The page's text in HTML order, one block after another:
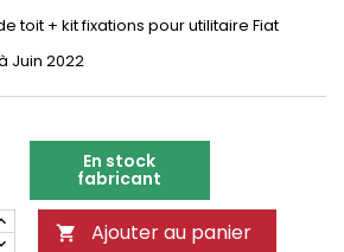
toit + kit fixations pour utilitaire Fiat
Juin 2022
En stock
fabricant
 Ajouter au panier